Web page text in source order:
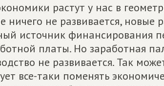
растут у нас в
ничего не развивается, новые
источник финансирования
платы. Но заработная
не развивается. Так
все-таки поменять